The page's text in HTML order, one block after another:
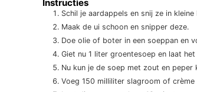
Instructies
Schil je aardappels en snij ze in
Maak de ui schoon en snipper deze.
Doe olie of boter in een soeppan en
Giet nu 1 liter groentesoep en laat
Nu kun je de soep met zout en peper
Voeg 150 milliliter slagroom of crème